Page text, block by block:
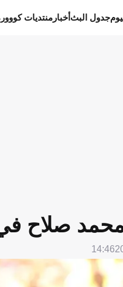
جدول البثأخبار منتديات
صلاح
14:46